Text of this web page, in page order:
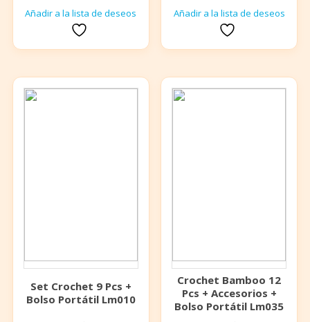
Añadir a la lista de deseos Añadir a la lista de deseos
Set Crochet 9 Pcs +
Bolso Portátil Lm010
Crochet Bamboo 12
Pcs + Accesorios +
Bolso Portátil Lm035